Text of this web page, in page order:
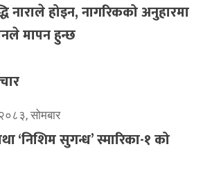
नाराले होइन, नागरिकको अनुहारमा
मापन हुन्छ
सोमबार
‘निशिम सुगन्ध’ स्मारिका-१ को